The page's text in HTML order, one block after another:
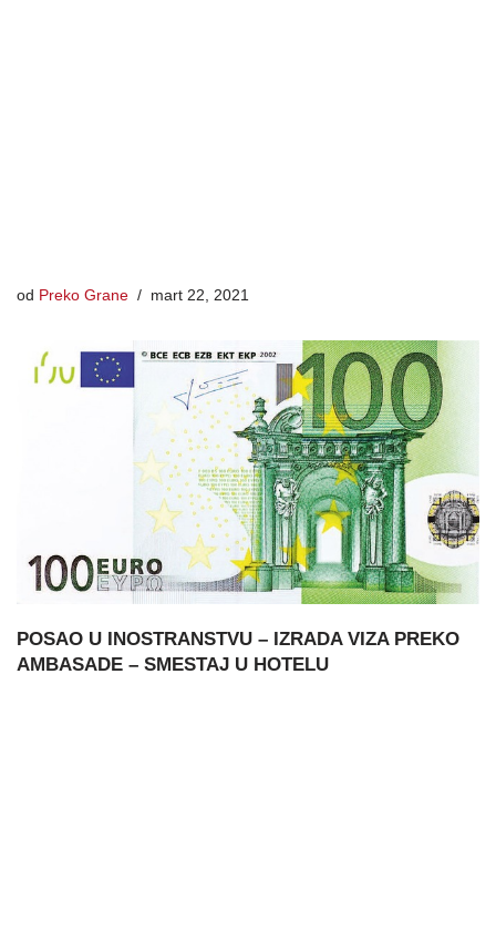
od Preko Grane mart 22, 2021
POSAO U INOSTRANSTVU – IZRADA VIZA PREKO
AMBASADE – SMESTAJ U HOTELU